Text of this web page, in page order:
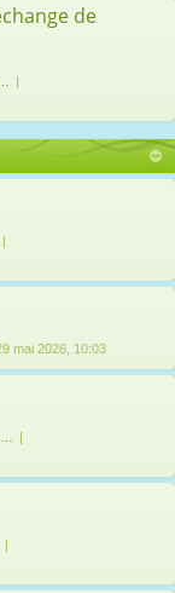
de
29 mai 2026, 10:03